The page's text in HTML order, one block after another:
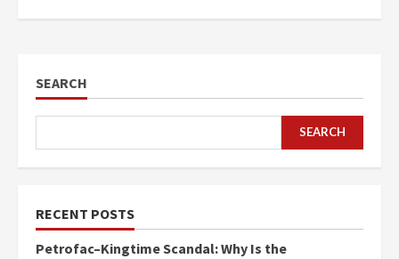
SEARCH
SEARCH
RECENT POSTS
Petrofac–Kingtime Scandal: Why Is the